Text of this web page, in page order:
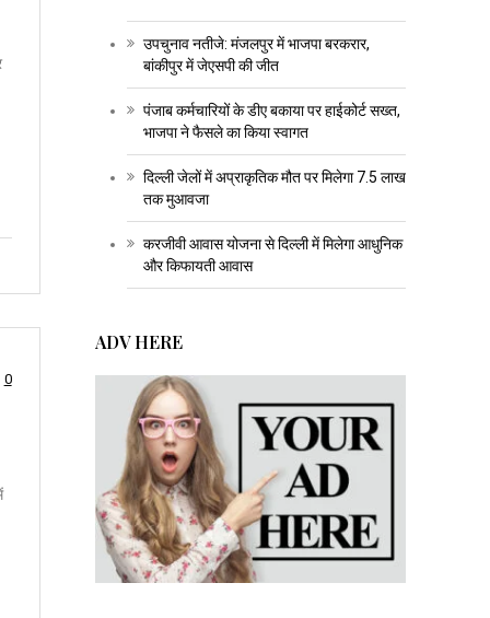
0
उपचुनाव नतीजे: मंजलपुर में भाजपा बरकरार,
बांकीपुर में जेएसपी की जीत
पंजाब कर्मचारियों के डीए बकाया पर हाईकोर्ट सख्त,
भाजपा ने फैसले का किया स्वागत
दिल्ली जेलों में अप्राकृतिक मौत पर मिलेगा 7.5 लाख
तक मुआवजा
करजीवी आवास योजना से दिल्ली में मिलेगा आधुनिक
और किफायती आवास
ADV HERE